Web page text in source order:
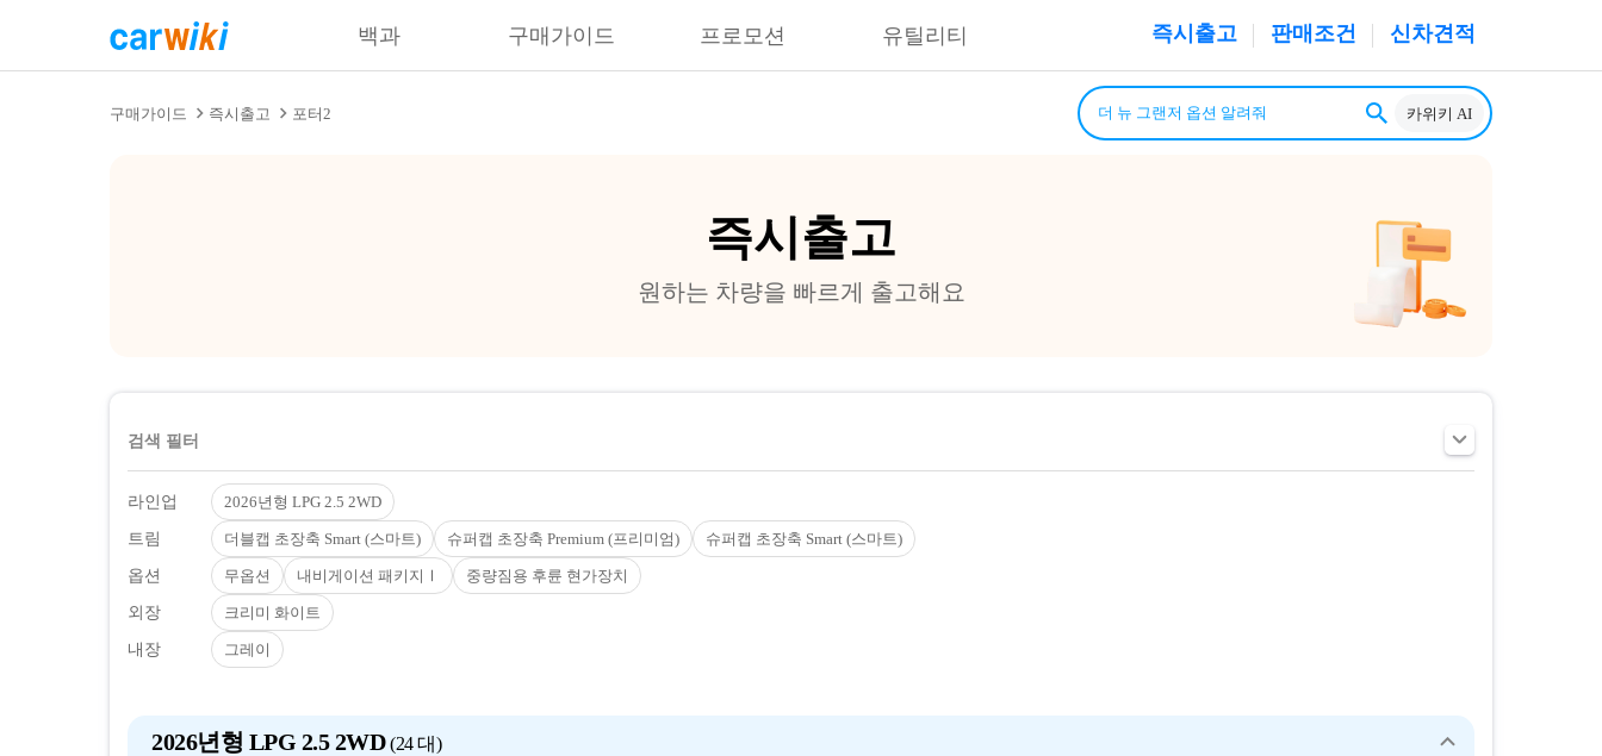
즉시출고 판매조건 신차견적
백과 구매가이드 프로모션 유틸리티
구매가이드 즉시출고 포터2 카위키 AI
즉시출고
원하는 차량을 빠르게 출고해요
검색 필터
라인업 2026년형 LPG 2.5 2WD
트림 더블캡 초장축 Smart (스마트) 슈퍼캡 초장축 Premium (프리미엄) 슈퍼캡 초장축 Smart (스마트)
옵션 무옵션 내비게이션 패키지Ⅰ 중량짐용 후륜 현가장치
외장 크리미 화이트
내장 그레이
2026년형 LPG 2.5 2WD 24 대